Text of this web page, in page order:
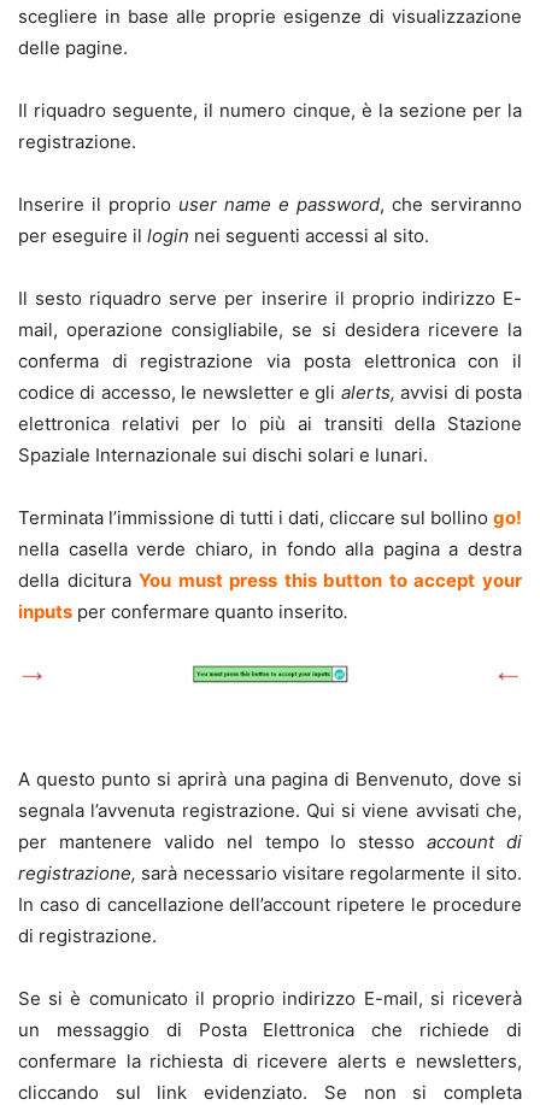
scegliere in base alle proprie esigenze di visualizzazione
delle pagine.
Il riquadro seguente, il numero cinque, è la sezione per la
registrazione.
Inserire il proprio user name e password, che serviranno
per eseguire il login nei seguenti accessi al sito.
Il sesto riquadro serve per inserire il proprio indirizzo E-
mail, operazione consigliabile, se si desidera ricevere la
conferma di registrazione via posta elettronica con il
codice di accesso, le newsletter e gli alerts,avvisi di posta
elettronica relativi per lo più ai transiti della Stazione
Spaziale Internazionale sui dischi solari e lunari.
Terminata l’immissione di tutti i dati, cliccare sul bollino go!
nella casella verde chiaro, in fondo alla pagina a destra
della dicituraYou must press this button to accept your
inputs per confermare quanto inserito.
A questo punto si aprirà una pagina di Benvenuto, dove si
segnala l’avvenuta registrazione. Qui si viene avvisati che,
per mantenere valido nel tempo lo stessoaccount di
registrazione, sarà necessario visitare regolarmente il sito.
In caso di cancellazione dell’account ripetere le procedure
di registrazione.
Se si è comunicato il proprio indirizzo E-mail, si riceverà
un messaggio di Posta Elettronica che richiede di
confermare la richiesta di ricevere alerts e newsletters,
cliccando sul link evidenziato. Se non si completa